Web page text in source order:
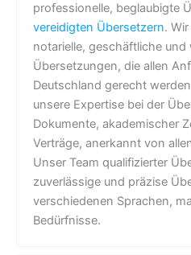
professionelle, beglaubigte
vereidigten Übersetzern.
notarielle, geschäftliche
Übersetzungen, die allen
Deutschland gerecht
unsere Expertise bei der
Dokumente, akademischer
Verträge, anerkannt von
Unser Team qualifizierter
zuverlässige und präzise
verschiedenen Sprachen,
Bedürfnisse.